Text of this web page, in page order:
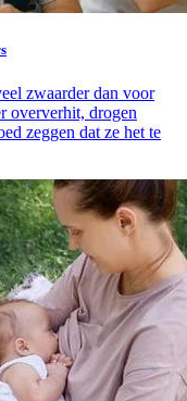
zwaarder dan voor
oververhit, drogen
zeggen dat ze het te